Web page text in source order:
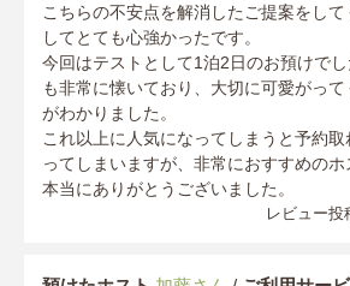
こちらの不安点を解消したご提案をして
してとても心強かったです。
今回はテストとして1泊2日のお預けで
も非常に懐いており、大切に可愛がって
がわかりました。
これ以上に人気になってしまうと予約
ってしまいますが、非常におすすめのホ
本当にありがとうございました。
レビュー